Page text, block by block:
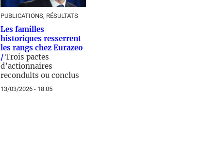
PUBLICATIONS, RÉSULTATS
Les familles
historiques resserrent
les rangs chez Eurazeo
/ Trois pactes
d’actionnaires
reconduits ou conclus
13/03/2026 - 18:05